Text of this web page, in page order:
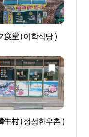
食堂 ( 이학식당 )
牛村 ( 정성한우촌 )